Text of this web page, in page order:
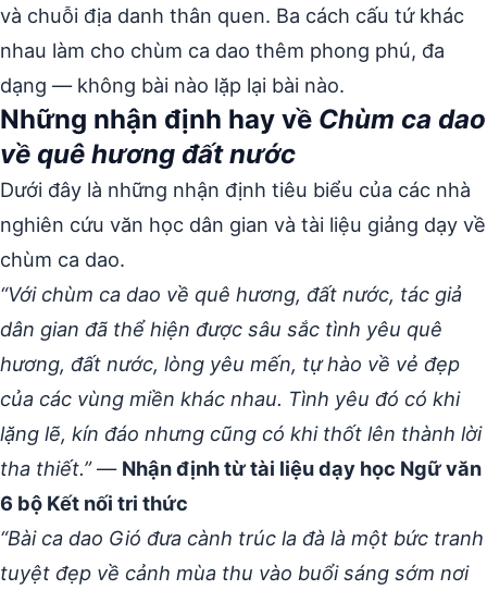
và chuỗi địa danh thân quen. Ba cách cấu tứ khác
nhau làm cho chùm ca dao thêm phong phú, đa
dạng — không bài nào lặp lại bài nào.
Những nhận định hay về Chùm ca dao
về quê hương đất nước
Dưới đây là những nhận định tiêu biểu của các nhà
nghiên cứu văn học dân gian và tài liệu giảng dạy về
chùm ca dao.
“Với chùm ca dao về quê hương, đất nước, tác giả
dân gian đã thể hiện được sâu sắc tình yêu quê
hương, đất nước, lòng yêu mến, tự hào về vẻ đẹp
của các vùng miền khác nhau. Tình yêu đó có khi
lặng lẽ, kín đáo nhưng cũng có khi thốt lên thành lời
tha thiết.”— Nhận định từ tài liệu dạy học Ngữ văn
6 bộ Kết nối tri thức
“Bài ca dao Gió đưa cành trúc la đà là một bức tranh
tuyệt đẹp về cảnh mùa thu vào buổi sáng sớm nơi